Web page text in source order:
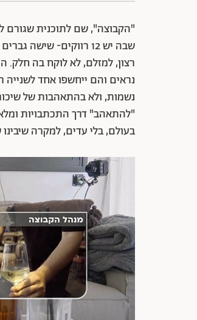
"הקבוצה", שם לתוכנית שגורם
שבה יש 12 רווקים-
רצון, למזלם, לא לוקח בה
נראים והם ייחשפו אחד
"להתאהב" דרך התכתבויות
בעולם, בלי עדים, למקרה